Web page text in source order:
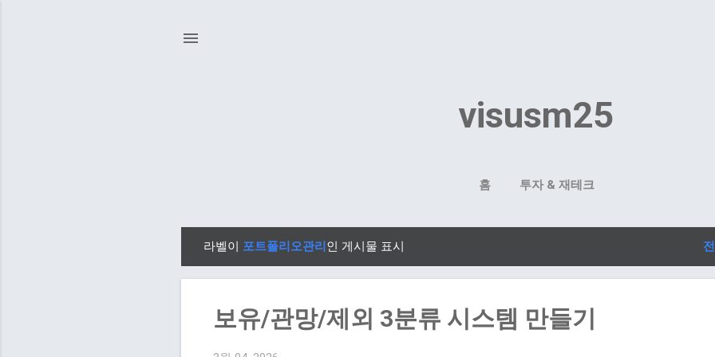
visusm25
홈 투자 & 재테크
라벨이 포트폴리오관리인 게시물 표시
보유/관망/제외 3분류 시스템 만들기